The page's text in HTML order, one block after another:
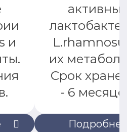
и
Подробнее
их
Срок
- 6